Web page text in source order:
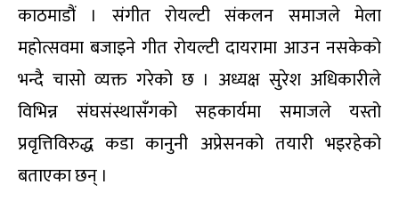
काठमाडौं । संगीत रोयल्टी संकलन समाजले मेला
महोत्सवमा बजाइने गीत रोयल्टी दायरामा आउन नसकेको
भन्दै चासो व्यक्त गरेको छ । अध्यक्ष सुरेश अधिकारीले
विभिन्न संघसंस्थासँगको सहकार्यमा समाजले यस्तो
प्रवृत्तिविरुद्ध कडा कानुनी अप्रेसनको तयारी भइरहेको
बताएका छन् ।